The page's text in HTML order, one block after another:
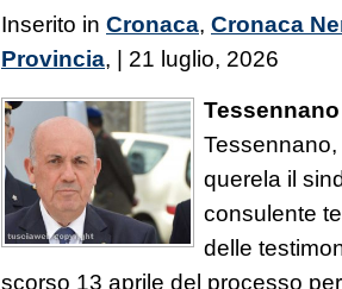
Inserito in Cronaca, Cronaca
Provincia, | 21 luglio, 2026
Tessennano
querela il
consulente
delle
scorso 13 aprile del processo